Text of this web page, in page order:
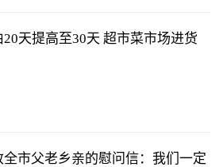
天提高至30天 超市菜市场进货
市父老乡亲的慰问信：我们一定